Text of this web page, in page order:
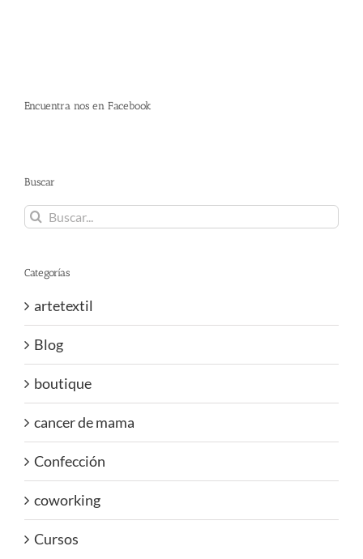
Encuentra nos en Facebook
Buscar
Buscar:
Categorías
artetextil
Blog
boutique
cancer de mama
Confección
coworking
Cursos